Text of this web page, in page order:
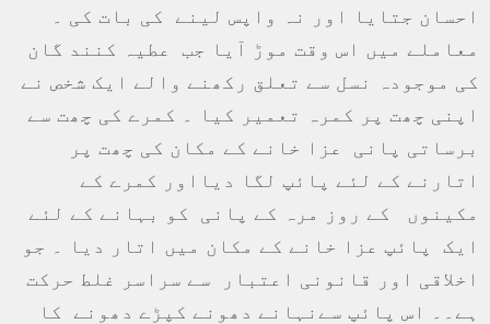
احسان جتایا اور نہ واپس لینے کی بات کی ۔
معاملے میں اس وقت موڑ آیا جب عطیہ کنند گان
کی موجودہ نسل سے تعلق رکھنے والے ایک شخص نے
اپنی چھت پر کمرہ تعمیر کیا ۔ کمرے کی چھت سے
برساتی پانی عزا خانے کے مکان کی چھت پر
اتارنے کے لئے پائپ لگا دیااور کمرے کے
مکینوں کے روز مرہ کے پانی کو بہانے کے لئے
ایک پائپ عزا خانے کے مکان میں اتار دیا ۔ جو
اخلاقی اور قانونی اعتبار سے سراسر غلط حرکت
ہے۔۔ اس پائپ سےنہانے دھونے کپڑے دھونے کا